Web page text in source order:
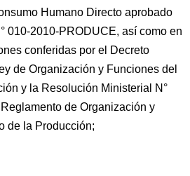
Humano Directo aprobado
010-2010-PRODUCE, así como en
conferidas por el Decreto
de Organización y Funciones del
y la Resolución Ministerial N°
de Organización y
de la Producción;